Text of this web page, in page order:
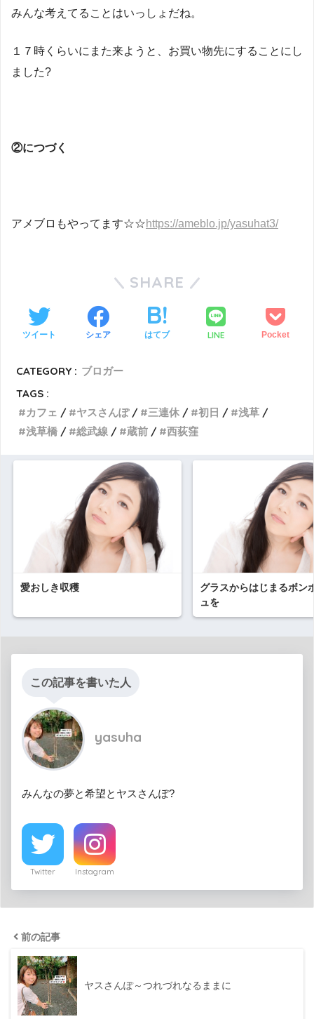
みんな考えてることはいっしょだね。
１７時くらいにまた来ようと、お買い物先にすることにし
ました?
②につづく
アメブロもやってます☆☆https://ameblo.jp/yasuhat3/
SHARE
ツイート シェア はてブ LINE Pocket
CATEGORY : ブロガー
TAGS :
カフェ
ヤスさんぽ 三連休 初日
浅草
浅草橋
総武線 蔵前 西荻窪
愛おしき収穫
グラスからはじまるボン
ュを
この記事を書いた人
yasuha
みんなの夢と希望とヤスさんぽ?
Twitter Instagram
前の記事
ヤスさんぽ～つれづれなるままに